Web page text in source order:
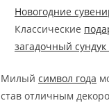
Новогодние
Классические
загадочный
Милый символ года
став отличным